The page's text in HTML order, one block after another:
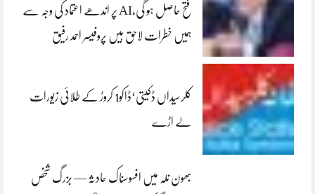
فتح حاصل ہو گی،AI پر اندھے اعتماد کی وجہ سے
ہمیں خطرات لاحق ہیں پروفیسر احمد رفیق
کلرسیداں ڈکیتی‘ڈاکو1 کروڑ کے طلائی زیورات
لے اڑے
بھون نلہ میں افسوسناک حادثہ — بزرگ شخص